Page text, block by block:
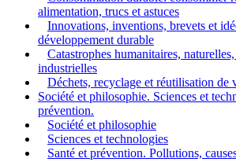
alimentation, trucs et astuces
Innovations, inventions, brevets et
développement durable
Catastrophes humanitaires,
industrielles
Déchets, recyclage et réutilisation de
Société et philosophie. Sciences et
prévention.
Société et philosophie
Sciences et technologies
Santé et prévention. Pollutions,